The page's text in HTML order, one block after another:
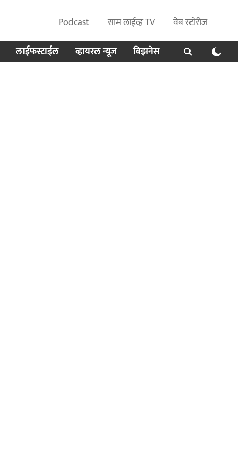
Podcast साम लाईव्ह TV
वेब स्टोरीज
लाईफस्टाईल व्हायरल न्यूज बिझनेस